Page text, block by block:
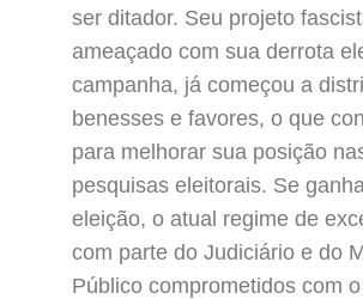
ser ditador. Seu projeto
ameaçado com sua derrota
campanha, já começou a
benesses e favores, o que
para melhorar sua posição
pesquisas eleitorais. Se
eleição, o atual regime de
com parte do Judiciário e do
Público comprometidos com